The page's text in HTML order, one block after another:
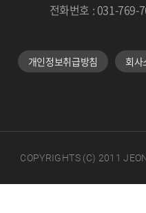
전화번호 : 031-769-
개인정보취급방침 회사
COPYRIGHTS (C) 2011